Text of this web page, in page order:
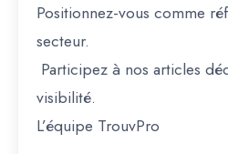
Positionnez-vous comme
secteur.
Participez à nos articles
visibilité.
L’équipe TrouvPro